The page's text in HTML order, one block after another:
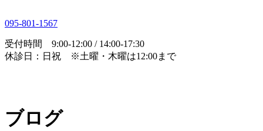
095-801-1567
受付時間 9:00-12:00 / 14:00-17:30
休診日：日祝 ※土曜・木曜は12:00まで
ブログ